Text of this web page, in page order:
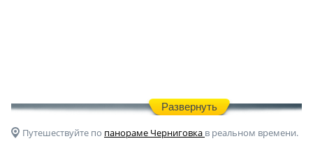
Развернуть
Путешествуйте по панораме Черниговка в реальном времени.